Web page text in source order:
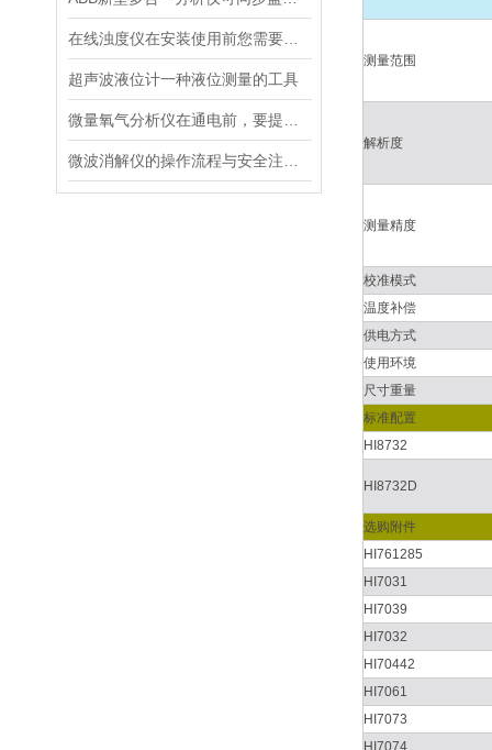
超声波液位计一种液位测量的工具
测量范围
解析度
测量精度
校准模式
温度补偿
供电方式
使用环境
尺寸重量
标准配置
HI8732
HI8732D
选购附件
HI761285
HI7031
HI7039
HI7032
HI70442
HI7061
HI7073
HI7074